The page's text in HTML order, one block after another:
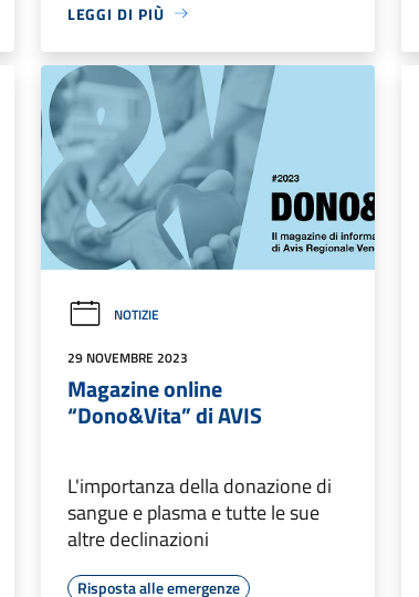
LEGGI DI PIÙ
NOTIZIE
29 NOVEMBRE 2023
Magazine online
“Dono&Vita” di AVIS
L'importanza della donazione di
sangue e plasma e tutte le sue
altre declinazioni
Risposta alle emergenze